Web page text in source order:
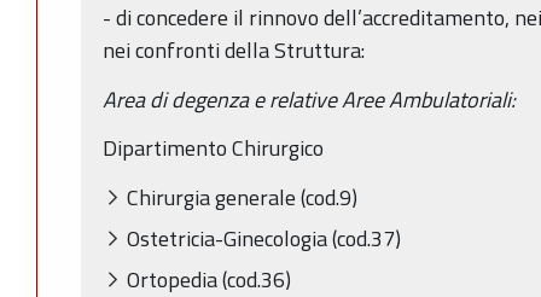
- di concedere il rinnovo dell’accreditamento,
nei confronti della Struttura:
Area di degenza e relative Aree Ambulatoriali:
Dipartimento Chirurgico
Chirurgia generale (cod.9)
Ostetricia-Ginecologia (cod.37)
Ortopedia (cod.36)